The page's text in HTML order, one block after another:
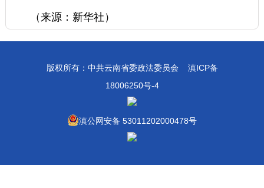
（来源：新华社）
版权所有：中共云南省委政法委员会 滇ICP备
18006250号-4
滇公网安备 53011202000478号